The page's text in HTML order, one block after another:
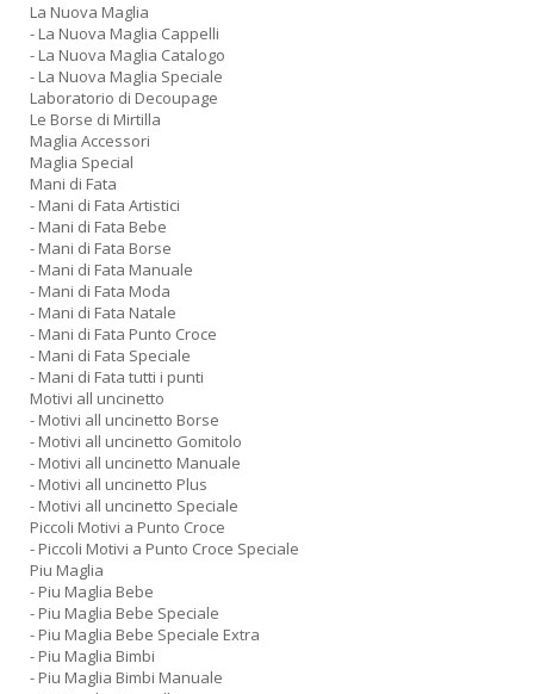
La Nuova Maglia
- La Nuova Maglia Cappelli
- La Nuova Maglia Catalogo
- La Nuova Maglia Speciale
Laboratorio di Decoupage
Le Borse di Mirtilla
Maglia Accessori
Maglia Special
Mani di Fata
- Mani di Fata Artistici
- Mani di Fata Bebe
- Mani di Fata Borse
- Mani di Fata Manuale
- Mani di Fata Moda
- Mani di Fata Natale
- Mani di Fata Punto Croce
- Mani di Fata Speciale
- Mani di Fata tutti i punti
Motivi all uncinetto
- Motivi all uncinetto Borse
- Motivi all uncinetto Gomitolo
- Motivi all uncinetto Manuale
- Motivi all uncinetto Plus
- Motivi all uncinetto Speciale
Piccoli Motivi a Punto Croce
- Piccoli Motivi a Punto Croce Speciale
Piu Maglia
- Piu Maglia Bebe
- Piu Maglia Bebe Speciale
- Piu Maglia Bebe Speciale Extra
- Piu Maglia Bimbi
- Piu Maglia Bimbi Manuale